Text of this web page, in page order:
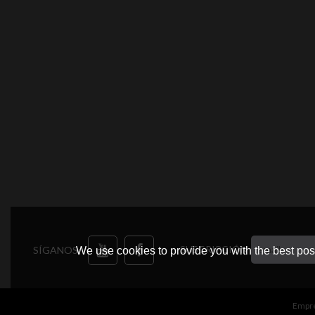
SÍGANOS: SUSCRIPCIÓN
We use cookies to provide you with the best